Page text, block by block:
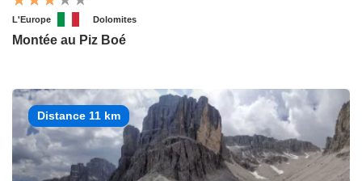
L'Europe Dolomites
Montée au Piz Boé
Distance 11 km